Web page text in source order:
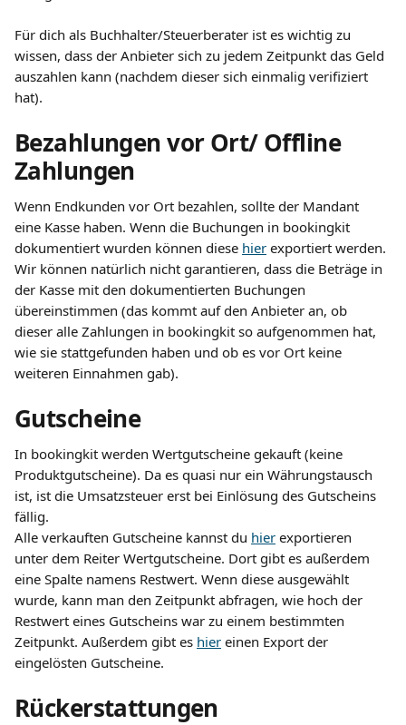
Für dich als Buchhalter/Steuerberater ist es wichtig zu
wissen, dass der Anbieter sich zu jedem Zeitpunkt das Geld
auszahlen kann (nachdem dieser sich einmalig verifiziert
hat).
Bezahlungen vor Ort/ Offline
Zahlungen
Wenn Endkunden vor Ort bezahlen, sollte der Mandant
eine Kasse haben. Wenn die Buchungen in bookingkit
dokumentiert wurden können diese hier exportiert werden.
Wir können natürlich nicht garantieren, dass die Beträge in
der Kasse mit den dokumentierten Buchungen
übereinstimmen (das kommt auf den Anbieter an, ob
dieser alle Zahlungen in bookingkit so aufgenommen hat,
wie sie stattgefunden haben und ob es vor Ort keine
weiteren Einnahmen gab).
Gutscheine
In bookingkit werden Wertgutscheine gekauft (keine
Produktgutscheine). Da es quasi nur ein Währungstausch
ist, ist die Umsatzsteuer erst bei Einlösung des Gutscheins
fällig.
Alle verkauften Gutscheine kannst du hier exportieren
unter dem Reiter Wertgutscheine. Dort gibt es außerdem
eine Spalte namens Restwert. Wenn diese ausgewählt
wurde, kann man den Zeitpunkt abfragen, wie hoch der
Restwert eines Gutscheins war zu einem bestimmten
Zeitpunkt. Außerdem gibt es hier einen Export der
eingelösten Gutscheine.
Rückerstattungen